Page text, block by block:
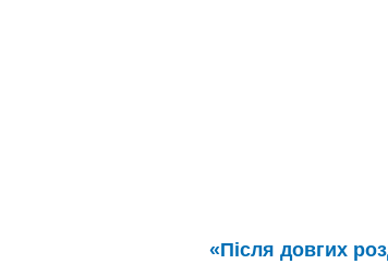
«Після довгих